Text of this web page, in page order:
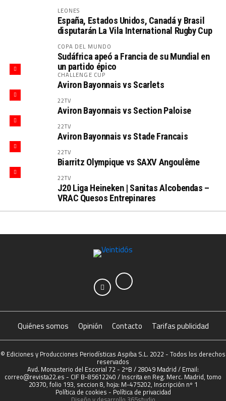
LEONES
España, Estados Unidos, Canadá y Brasil
disputarán La Vila International Rugby Cup
COPA DEL MUNDO
Sudáfrica apeó a Francia de su Mundial en
un partido épico
CHALLENGE CUP
Aviron Bayonnais vs Scarlets
22TV
Aviron Bayonnais vs Section Paloise
22TV
Aviron Bayonnais vs Stade Francais
22TV
Biarritz Olympique vs SAXV Angoulême
22TV
J20 Liga Heineken | Sanitas Alcobendas –
VRAC Quesos Entrepinares
Quiénes somos Opinión Contacto Tarifas publicidad
© Ediciones y Producciones Periodísticas Aspiba S.L. 2022 - Todos los derechos
reservados
Avd. Monasterio del Escorial 72 - 2ºB / 28049 Madrid / Email:
correo@revista22.es - CIF B-85612240 / Inscrita en Reg. Merc. Madrid, tomo
20370, folio 193, seccion 8, hoja: M-475202, Inscripción nº 1
Política de cookies - Política de privacidad